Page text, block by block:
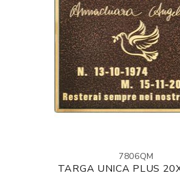
7806QM
TARGA UNICA PLUS